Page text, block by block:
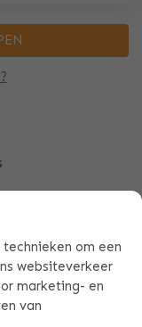
om een
websiteverkeer
marketing- en
van